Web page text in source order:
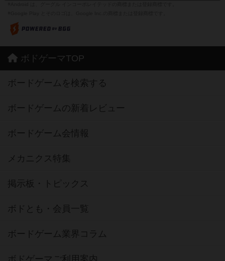
ボドゲーマTOP
ボードゲームを検索する
ボードゲームの新着レビュー
ボードゲーム会情報
メカニクス特集
掲示板・トピックス
ボドとも・会員一覧
ボードゲーム業界コラム